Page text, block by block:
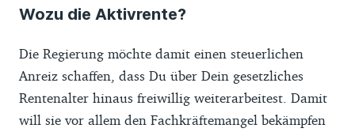
Wozu die Aktivrente?
Die Regierung möchte damit einen steuerlichen
Anreiz schaffen, dass Du über Dein gesetzliches
Rentenalter hinaus freiwillig weiterarbeitest. Damit
will sie vor allem den Fachkräftemangel bekämpfen